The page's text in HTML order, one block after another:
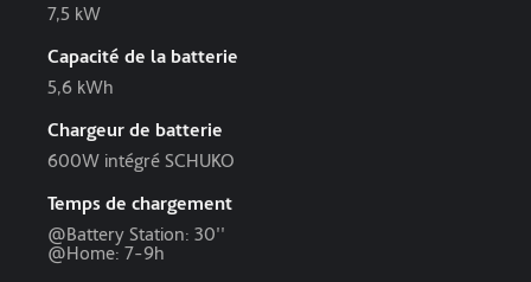
7,5 kW
Capacité de la batterie
5,6 kWh
Chargeur de batterie
600W intégré SCHUKO
Temps de chargement
@Battery Station: 30''
@Home: 7-9h